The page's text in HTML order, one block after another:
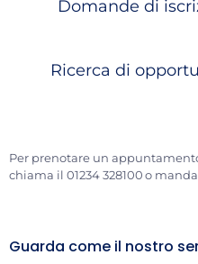
Domande di
Ricerca di
Per prenotare un
chiama il 01234 328100 o
Guarda come il nostro